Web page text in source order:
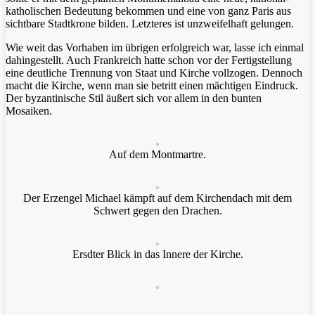
katholischen Bedeutung bekommen und eine von ganz Paris aus
sichtbare Stadtkrone bilden. Letzteres ist unzweifelhaft gelungen.
Wie weit das Vorhaben im übrigen erfolgreich war, lasse ich einmal
dahingestellt. Auch Frankreich hatte schon vor der Fertigstellung
eine deutliche Trennung von Staat und Kirche vollzogen. Dennoch
macht die Kirche, wenn man sie betritt einen mächtigen Eindruck.
Der byzantinische Stil äußert sich vor allem in den bunten
Mosaiken.
Auf dem Montmartre.
Der Erzengel Michael kämpft auf dem Kirchendach mit dem
Schwert gegen den Drachen.
Ersdter Blick in das Innere der Kirche.